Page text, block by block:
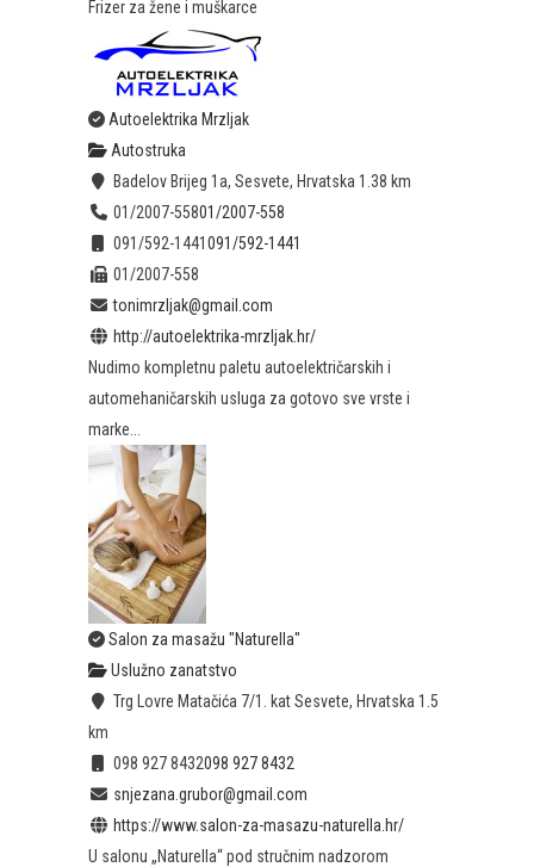
Frizer za žene i muškarce
Autoelektrika Mrzljak
Autostruka
Badelov Brijeg 1a, Sesvete, Hrvatska 1.38 km
01/2007-55801/2007-558
091/592-1441091/592-1441
01/2007-558
tonimrzljak@gmail.com
http://autoelektrika-mrzljak.hr/
Nudimo kompletnu paletu autoelektričarskih i
automehaničarskih usluga za gotovo sve vrste i
marke...
Salon za masažu "Naturella"
Uslužno zanatstvo
Trg Lovre Matačića 7/1. kat Sesvete, Hrvatska 1.5
km
098 927 8432098 927 8432
snjezana.grubor@gmail.com
https://www.salon-za-masazu-naturella.hr/
U salonu „Naturella“ pod stručnim nadzorom